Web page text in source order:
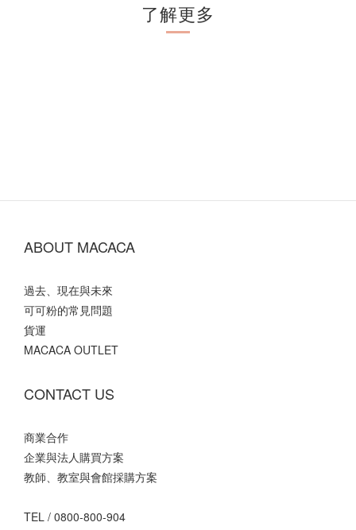
了解更多
ABOUT MACACA
過去、現在與未來
可可粉的常見問題
貨運
MACACA OUTLET
CONTACT US
商業合作
企業與法人購買方案
教師、教室與會館採購方案
TEL / 0800-800-904